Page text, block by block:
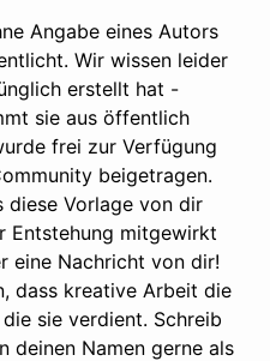
Angabe eines Autors
Wir wissen leider
erstellt hat -
sie aus öffentlich
frei zur Verfügung
beigetragen.
diese Vorlage von dir
Entstehung mitgewirkt
eine Nachricht von dir!
dass kreative Arbeit die
sie verdient. Schreib
deinen Namen gerne als